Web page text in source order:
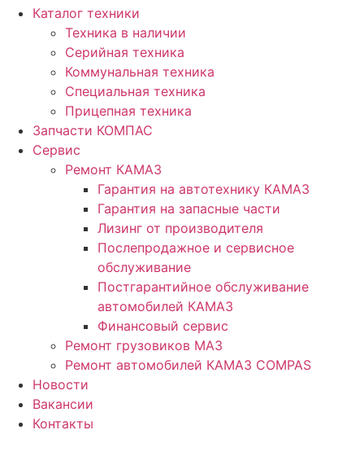
Каталог техники
Техника в наличии
Серийная техника
Коммунальная техника
Специальная техника
Прицепная техника
Запчасти КОМПАС
Сервис
Ремонт КАМАЗ
Гарантия на автотехнику КАМАЗ
Гарантия на запасные части
Лизинг от производителя
Послепродажное и сервисное
обслуживание
Постгарантийное обслуживание
автомобилей КАМАЗ
Финансовый сервис
Ремонт грузовиков МАЗ
Ремонт автомобилей КАМАЗ COMPAS
Новости
Вакансии
Контакты